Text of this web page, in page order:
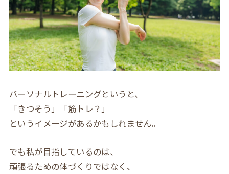
パーソナルトレーニングというと、
「きつそう」「筋トレ？」
というイメージがあるかもしれません。
でも私が目指しているのは、
頑張るための体づくりではなく、